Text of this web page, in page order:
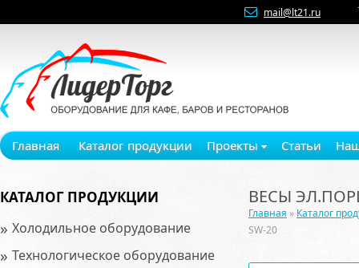
mail@lt21.ru
Главная Каталог продукции Проекты Статьи
КАТАЛОГ ПРОДУКЦИИ
» Холодильное оборудование
» Технологическое оборудование
ВЕСЫ
Главная » Каталог
SW-20